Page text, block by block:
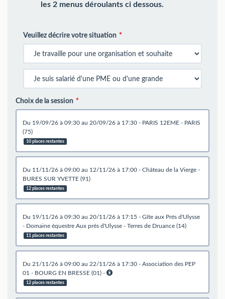
les 2 menus déroulants ci dessous.
Veuillez décrire votre situation
Choix de la session
du 19/09/26 à 09:30 au 20/09/26 à 17:30 - PARIS 12EME - PARIS
(75)
10 places restantes
du 11/11/26 à 09:00 au 12/11/26 à 17:00 - Château de la Vierge -
BURES SUR YVETTE (91)
12 places restantes
du 19/11/26 à 09:30 au 20/11/26 à 17:15 - Gîte aux Prés d'Ulysse
- Domaine équestre Aux prés d'Ulysse - Terres de Druance (14)
11 places restantes
du 21/11/26 à 09:00 au 22/11/26 à 17:30 - Association des PEP
01 - BOURG EN BRESSE (01) -
12 places restantes